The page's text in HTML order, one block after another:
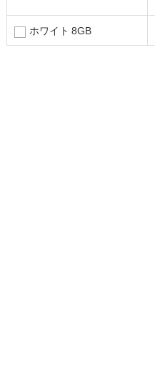
ホワイト 8GB